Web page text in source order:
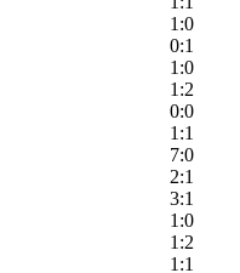
1:0
0:1
1:0
1:2
0:0
1:1
7:0
2:1
3:1
1:0
1:2
1:1